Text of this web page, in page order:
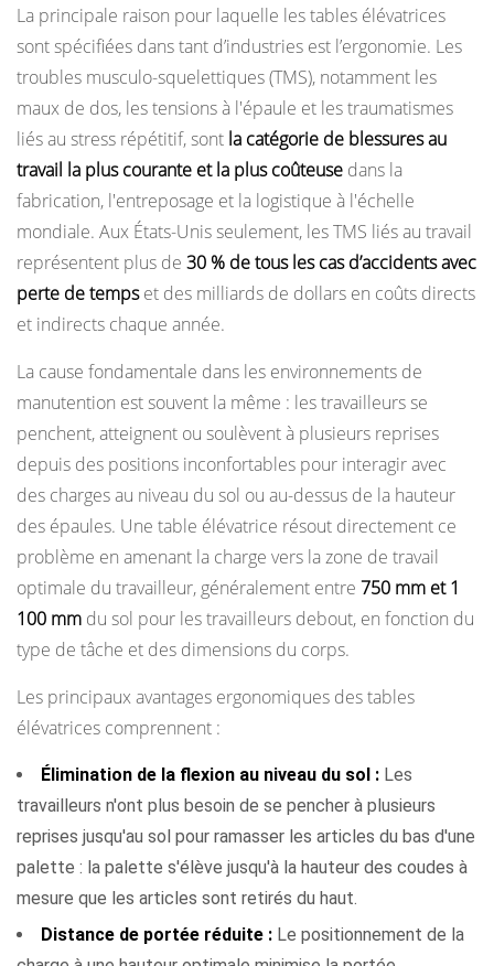
La principale raison pour laquelle les tables élévatrices
sont spécifiées dans tant d’industries est l’ergonomie. Les
troubles musculo-squelettiques (TMS), notamment les
maux de dos, les tensions à l'épaule et les traumatismes
liés au stress répétitif, sont la catégorie de blessures au
travail la plus courante et la plus coûteuse dans la
fabrication, l'entreposage et la logistique à l'échelle
mondiale. Aux États-Unis seulement, les TMS liés au travail
représentent plus de 30 % de tous les cas d’accidents avec
perte de tempset des milliards de dollars en coûts directs
et indirects chaque année.
La cause fondamentale dans les environnements de
manutention est souvent la même : les travailleurs se
penchent, atteignent ou soulèvent à plusieurs reprises
depuis des positions inconfortables pour interagir avec
des charges au niveau du sol ou au-dessus de la hauteur
des épaules. Une table élévatrice résout directement ce
problème en amenant la charge vers la zone de travail
optimale du travailleur, généralement entre 750 mm et 1
100 mm du sol pour les travailleurs debout, en fonction du
type de tâche et des dimensions du corps.
Les principaux avantages ergonomiques des tables
élévatrices comprennent :
Élimination de la flexion au niveau du sol : Les
travailleurs n'ont plus besoin de se pencher à plusieurs
reprises jusqu'au sol pour ramasser les articles du bas d'une
palette : la palette s'élève jusqu'à la hauteur des coudes à
mesure que les articles sont retirés du haut.
Distance de portée réduite : Le positionnement de la